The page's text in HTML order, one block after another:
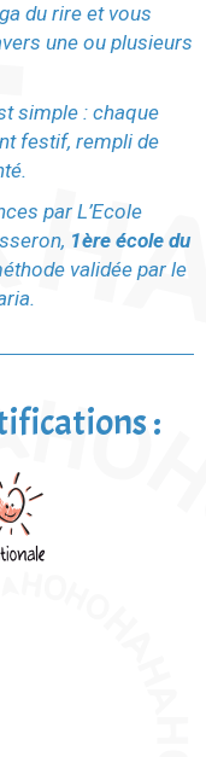
du rire et vous
une ou plusieurs
simple : chaque
festif, rempli de
par L’Ecole
1ère école du
validée par le
: